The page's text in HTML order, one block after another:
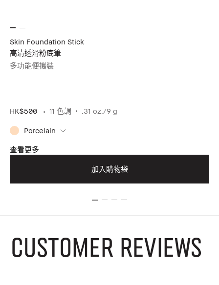
Skin Foundation Stick
高清透滑粉底筆
多功能便攜裝
HK$500 11 色調 .31 oz./9 g
Porcelain
查看更多
加入購物袋
CUSTOMER REVIEWS